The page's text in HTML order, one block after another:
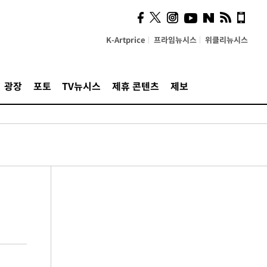
K-Artprice 프라임뉴시스 위클리뉴시스
광장 포토 TV뉴시스 제휴 콘텐츠 제보